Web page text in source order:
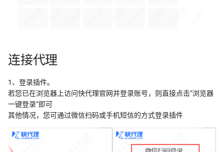
连接代理
1、登录插件。
若您已在浏览器上访问快代理官网并登录账号，则直接点击“浏览器
一键登录”即可
其他情况，您可通过微信扫码或手机短信的方式登录插件